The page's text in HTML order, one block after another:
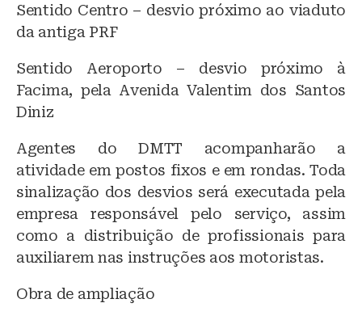
Sentido Centro – desvio próximo ao viaduto
da antiga PRF
Sentido Aeroporto – desvio próximo à
Facima, pela Avenida Valentim dos Santos
Diniz
Agentes do DMTT acompanharão a
atividade em postos fixos e em rondas. Toda
sinalização dos desvios será executada pela
empresa responsável pelo serviço, assim
como a distribuição de profissionais para
auxiliarem nas instruções aos motoristas.
Obra de ampliação